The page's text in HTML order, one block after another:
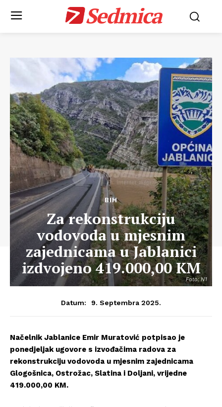
Sedmica
Foto: N1
BIH
Za rekonstrukciju
vodovoda u mjesnim
zajednicama u Jablanici
izdvojeno 419.000,00 KM
Datum: 9. Septembra 2025.
Načelnik Jablanice Emir Muratović potpisao je
ponedjeljak ugovore s izvođačima radova za
rekonstrukciju vodovoda u mjesnim zajednicama
Glogošnica, Ostrožac, Slatina i Doljani, vrijedne
419.000,00 KM.